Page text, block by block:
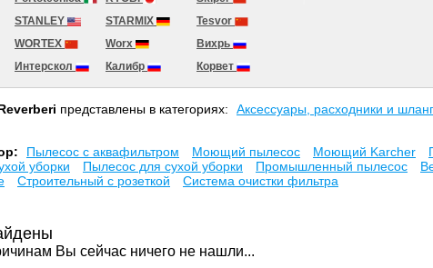
STANLEY STARMIX
Tesvor
WORTEX Worx
Вихрь
Интерскол Калибр Корвет
представлены в категориях: Аксесcуары, расходники и
Пылесос с аквафильтром Моющий пылесос Моющий Karcher
уборки
Пылесос для сухой уборки Промышленный пылесос
Строительный с розеткой Система очистки фильтра
Вы сейчас ничего не нашли...